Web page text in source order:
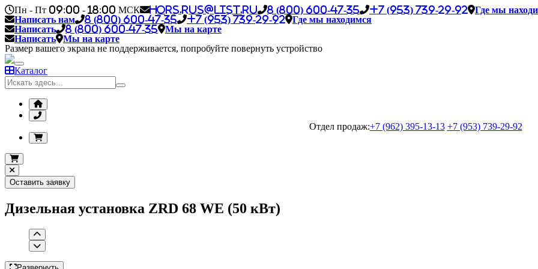
Пн - Пт 09:00 - 18:00 МСК hors.rus@list.ru 8 (800) 600-47-35 +7 (953) 739-29-92
Где мы
Написать нам
8 (800) 600-47-35 +7 (953) 739-29-92
Где мы находимся
Написать
8 (800) 600-47-35
Мы на карте
Написать
Мы на карте
Размер вашего экрана не поддерживается, попробуйте повернуть устройство
Каталог
Отдел продаж:+7 (962) 395-13-13 +7 (953) 739-29-92
Оставить заявку
Дизельная установка ZRD 68 WE (50 кВт)